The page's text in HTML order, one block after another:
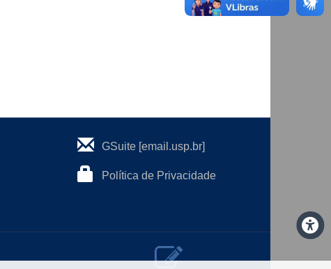
GSuite [email.usp.br]
Política de Privacidade